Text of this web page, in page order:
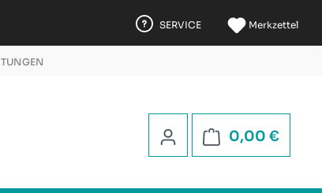
SERVICE Merkzettel
0,00 €